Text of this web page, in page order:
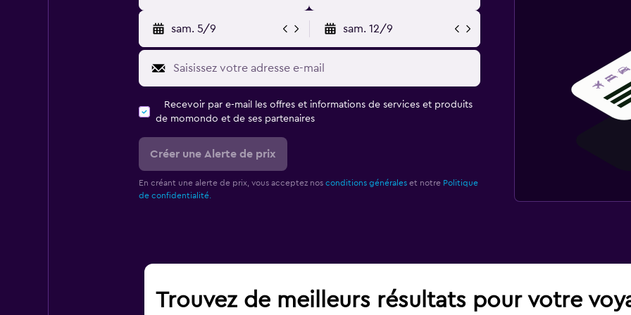
sam. 5/9 sam. 12/9
Recevoir par e-mail les offres et informations de services et produits
de momondo et de ses partenaires
Créer une Alerte de prix
En créant une alerte de prix, vous acceptez nos conditions généraleset notre Politique
de confidentialité.
Trouvez de meilleurs résultats pour votre